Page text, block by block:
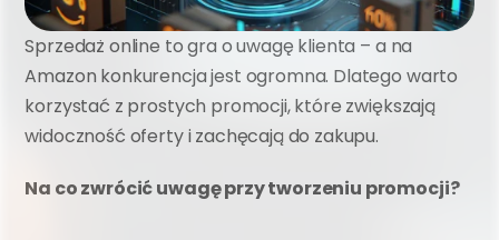
Sprzedaż online to gra o uwagę klienta – a na
Amazon konkurencja jest ogromna. Dlatego warto
korzystać z prostych promocji, które zwiększają
widoczność oferty i zachęcają do zakupu.
Na co zwrócić uwagę przy tworzeniu promocji?